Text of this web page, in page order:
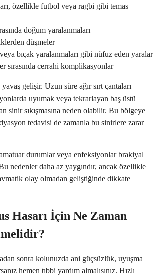
özellikle futbol veya ragbi gibi temas
doğum yaralanmaları
düşmeler
veya bıçak yaralanmaları gibi nüfuz eden yaralar
sırasında cerrahi komplikasyonlar
gelişir. Uzun süre ağır sırt çantaları
uyumak veya tekrarlayan baş üstü
sinir sıkışmasına neden olabilir. Bu bölgeye
tedavisi de zamanla bu sinirlere zarar
durumlar veya enfeksiyonlar brakiyal
nedenler daha az yaygındır, ancak özellikle
olay olmadan geliştiğinde dikkate
Hasarı İçin Ne Zaman
sonra kolunuzda ani güçsüzlük, uyuşma
hemen tıbbi yardım almalısınız. Hızlı